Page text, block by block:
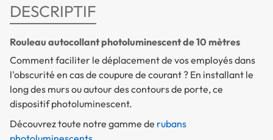
DESCRIPTIF
Rouleau autocollant photoluminescent de 10 mètres
Comment faciliter le déplacement de vos employés dans
l'obscurité en cas de coupure de courant ? En installant le
long des murs ou autour des contours de porte, ce
dispositif photoluminescent.
Découvrez toute notre gamme de rubans